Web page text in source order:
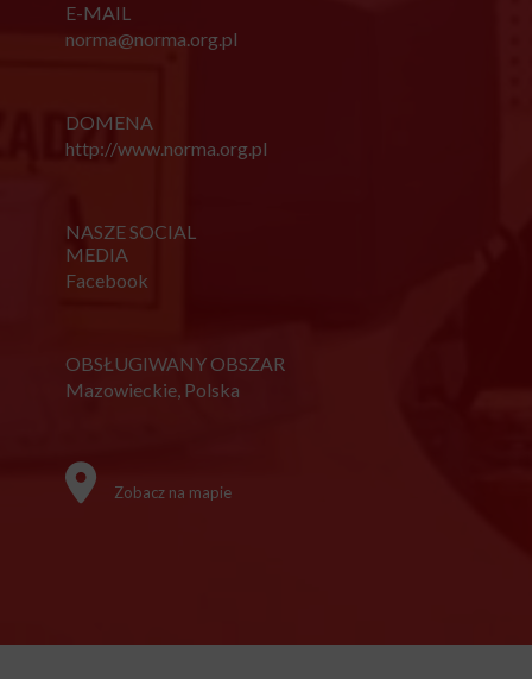
E-MAIL
norma@norma.org.pl
DOMENA
http://www.norma.org.pl
NASZE SOCIAL
MEDIA
Facebook
OBSŁUGIWANY OBSZAR
Mazowieckie, Polska
Zobacz na mapie